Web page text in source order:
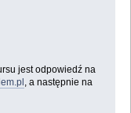
jest odpowiedź na
, a następnie na